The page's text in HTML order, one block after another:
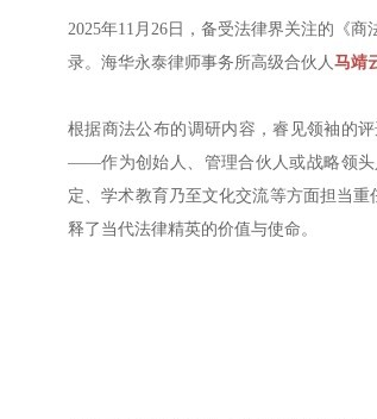
2025年11月26日，备受法律界关注的《商
录。海华永泰律师事务所高级合伙人马靖
根据商法公布的调研内容，睿见领袖的
——作为创始人、管理合伙人或战略领头
定、学术教育乃至文化交流等方面担当
释了当代法律精英的价值与使命。